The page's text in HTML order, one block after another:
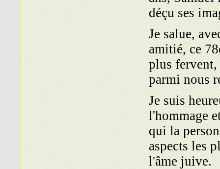
déçu ses
Je salue,
amitié, ce
plus fervent,
parmi nous
Je suis
l'hommage
qui la
aspects les
l'âme juive.